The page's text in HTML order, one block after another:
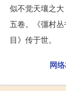
似不觉天壤之
五卷。《彊村
目》传于世。
网